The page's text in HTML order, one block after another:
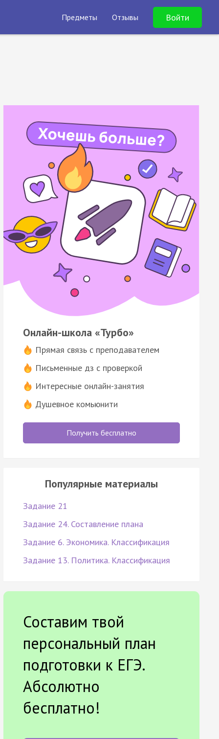
Предметы Отзывы Войти
Онлайн-школа «Турбо»
Прямая связь с преподавателем
Письменные дз с проверкой
Интересные онлайн-занятия
Душевное комьюнити
Получить бесплатно
Популярные материалы
Задание 21
Задание 24. Составление плана
Задание 6. Экономика. Классификация
Задание 13. Политика. Классификация
Составим твой
персональный план
подготовки к ЕГЭ.
Абсолютно
бесплатно!